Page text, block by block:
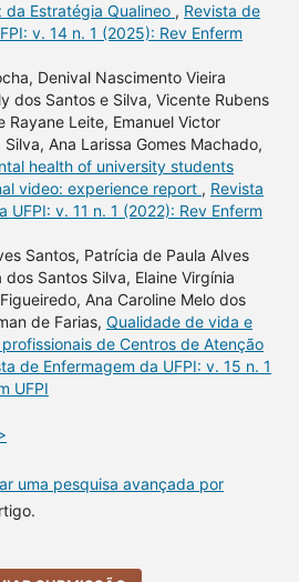
Estratégia Qualineo , Revista de
v. 14 n. 1 (2025): Rev Enferm
Denival Nascimento Vieira
dos Santos e Silva, Vicente Rubens
Rayane Leite, Emanuel Victor
Ana Larissa Gomes Machado,
health of university students
video: experience report , Revista
UFPI: v. 11 n. 1 (2022): Rev Enferm
Santos, Patrícia de Paula Alves
Santos Silva, Elaine Virgínia
Ana Caroline Melo dos
de Farias, Qualidade de vida e
de Centros de Atenção
de Enfermagem da UFPI: v. 15 n. 1
UFPI
uma pesquisa avançada por